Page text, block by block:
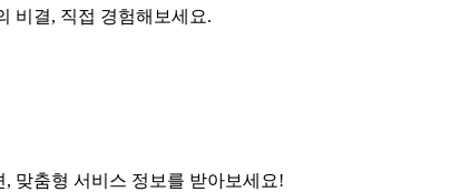
비결, 직접 경험해보세요.
맞춤형 서비스 정보를 받아보세요!